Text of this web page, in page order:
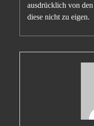
ausdrücklich von
diese nicht zu eigen.